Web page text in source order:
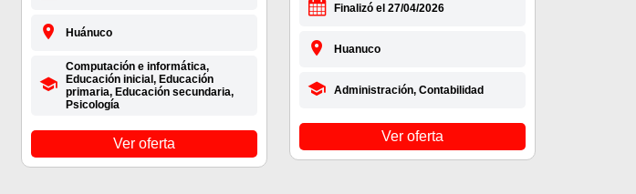
Huánuco
Computación e informática,
Educación inicial, Educación
primaria, Educación secundaria,
Psicología
Ver oferta
Finalizó el 27/04/2026
Huanuco
Administración, Contabilidad
Ver oferta